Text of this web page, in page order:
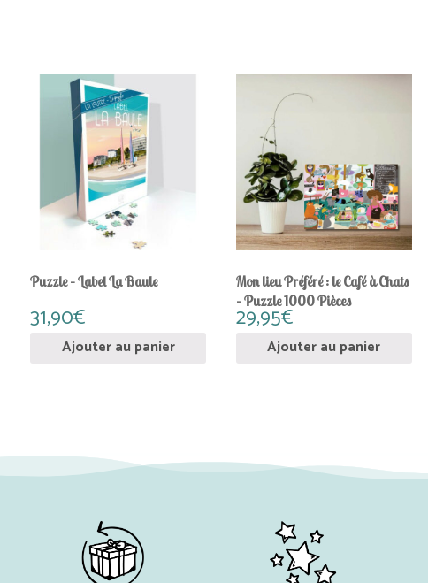
Puzzle – Label La Baule
31,90€
Ajouter au panier
Mon lieu Préféré : le Café à Chats
– Puzzle 1000 Pièces
29,95€
Ajouter au panier